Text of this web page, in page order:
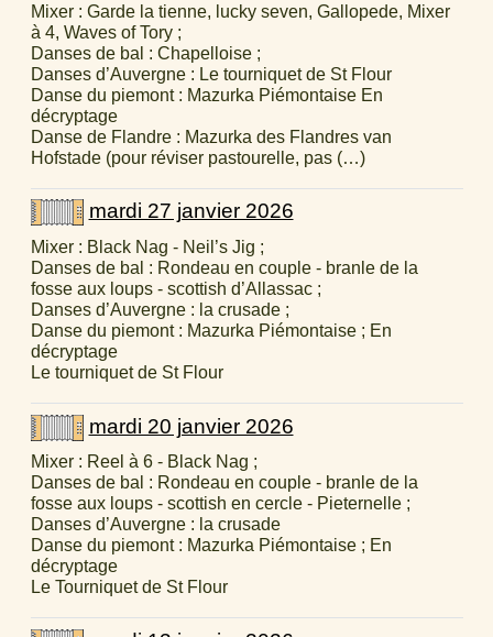
Mixer : Garde la tienne, lucky seven, Gallopede, Mixer
à 4, Waves of Tory ;
Danses de bal : Chapelloise ;
Danses d’Auvergne : Le tourniquet de St Flour
Danse du piemont : Mazurka Piémontaise En
décryptage
Danse de Flandre : Mazurka des Flandres van
Hofstade (pour réviser pastourelle, pas (…)
mardi 27 janvier 2026
Mixer : Black Nag - Neil’s Jig ;
Danses de bal : Rondeau en couple - branle de la
fosse aux loups - scottish d’Allassac ;
Danses d’Auvergne : la crusade ;
Danse du piemont : Mazurka Piémontaise ; En
décryptage
Le tourniquet de St Flour
mardi 20 janvier 2026
Mixer : Reel à 6 - Black Nag ;
Danses de bal : Rondeau en couple - branle de la
fosse aux loups - scottish en cercle - Pieternelle ;
Danses d’Auvergne : la crusade
Danse du piemont : Mazurka Piémontaise ; En
décryptage
Le Tourniquet de St Flour